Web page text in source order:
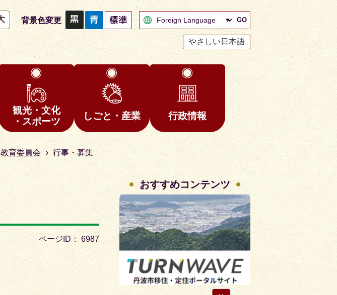
背景色変更 GO
やさしい日本語
観光・文化
・スポーツ
しごと・産業 行政情報
教育委員会 行事・募集
ページID： 6987
おすすめコンテンツ
2
枚
目
の
イ
枚
目
の
イ